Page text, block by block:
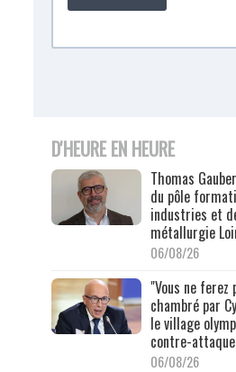
D'HEURE EN HEURE
Thomas
du pôle
industries et
métallurgie
06/08/26
"Vous ne
chambré par
le village
contre-attaque
06/08/26